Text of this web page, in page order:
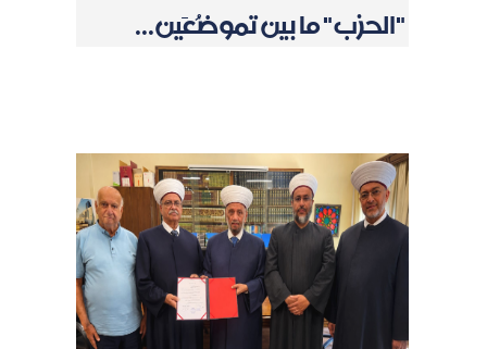
"الحزب" ما بين تموضُعَين...